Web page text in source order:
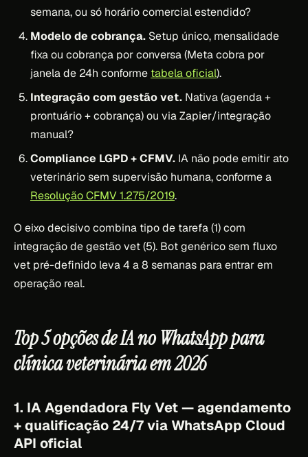
semana, ou só horário comercial estendido?
Modelo de cobrança. Setup único, mensalidade
fixa ou cobrança por conversa (Meta cobra por
janela de 24h conforme tabela oficial).
Integração com gestão vet. Nativa (agenda +
prontuário + cobrança) ou via Zapier/integração
manual?
Compliance LGPD + CFMV. IA não pode emitir ato
veterinário sem supervisão humana, conforme a
Resolução CFMV 1.275/2019.
O eixo decisivo combina tipo de tarefa (1) com
integração de gestão vet (5). Bot genérico sem fluxo
vet pré-definido leva 4 a 8 semanas para entrar em
operação real.
Top 5 opções de IA no WhatsApp para
clínica veterinária em 2026
1. IA Agendadora Fly Vet — agendamento
+ qualificação 24/7 via WhatsApp Cloud
API oficial